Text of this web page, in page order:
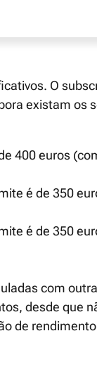
O
existam os
400 euros
é de 350
é de 350
com
desde que
de